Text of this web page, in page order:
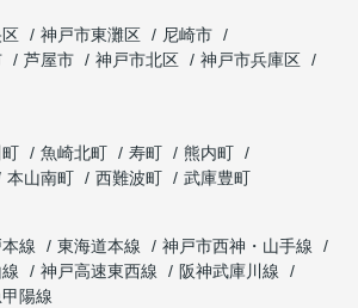
は掃除の時間も短くなり、夫婦で外出や
む時間が増えました。
暮らしを前向きに考えられるようにな
えを決断して本当に良かったと思ってい
く、長期保有したい物件です。」
このビルを大切に運営してくださること
。
きた資産を安心して引き継ぐことがで
員が納得できる売却となりました。
ティエステートさんへ相談すると、
イド西宮北口」の査定だけでなく、新居
イミングや資金計画についても丁寧に説
さいました。
は、西宮北口駅へのアクセス、阪急西宮
、教育施設、商業施設など、このエリア
ご家族は、
神戸市東灘区
尼崎市
芦屋市 神戸市北区
神戸市兵庫区
魚崎北町 寿町
熊内町
本山南町 西難波町
武庫豊町
線 東海道本線
神戸市西神・山手線
神戸高速東西線
阪神武庫川線
陽線